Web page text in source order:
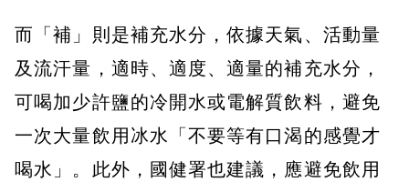
而「補」則是補充水分，依據天氣、活動量
及流汗量，適時、適度、適量的補充水分，
可喝加少許鹽的冷開水或電解質飲料，避免
一次大量飲用冰水「不要等有口渴的感覺才
喝水」。此外，國健署也建議，應避免飲用